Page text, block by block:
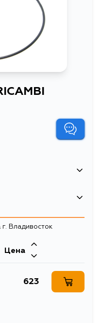
Двигатель
г. Владивосток
Цена
623